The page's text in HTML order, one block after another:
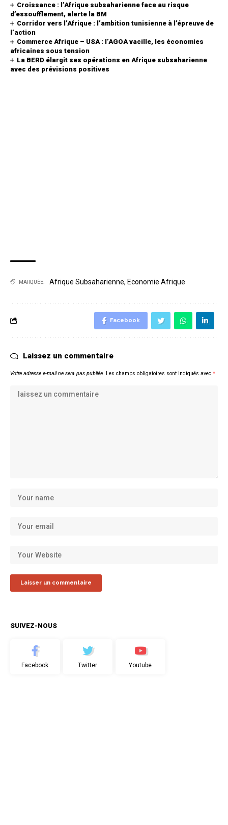
Croissance : l’Afrique subsaharienne face au risque
d’essoufflement, alerte la BM
Corridor vers l’Afrique : l’ambition tunisienne à l’épreuve de
l’action
Commerce Afrique – USA : l’AGOA vacille, les économies
africaines sous tension
La BERD élargit ses opérations en Afrique subsaharienne
avec des prévisions positives
MARQUÉE: Afrique Subsaharienne, Economie Afrique
Facebook
Laissez un commentaire
Votre adresse e-mail ne sera pas publiée. Les champs obligatoires sont indiqués avec *
SUIVEZ-NOUS
Facebook Twitter Youtube